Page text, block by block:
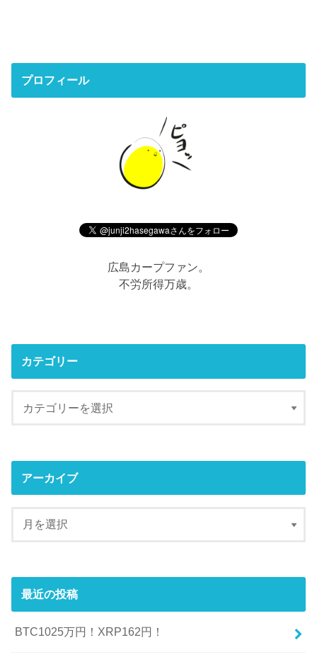
プロフィール
広島カープファン。
不労所得万歳。
カテゴリー
アーカイブ
最近の投稿
BTC1025万円！XRP162円！